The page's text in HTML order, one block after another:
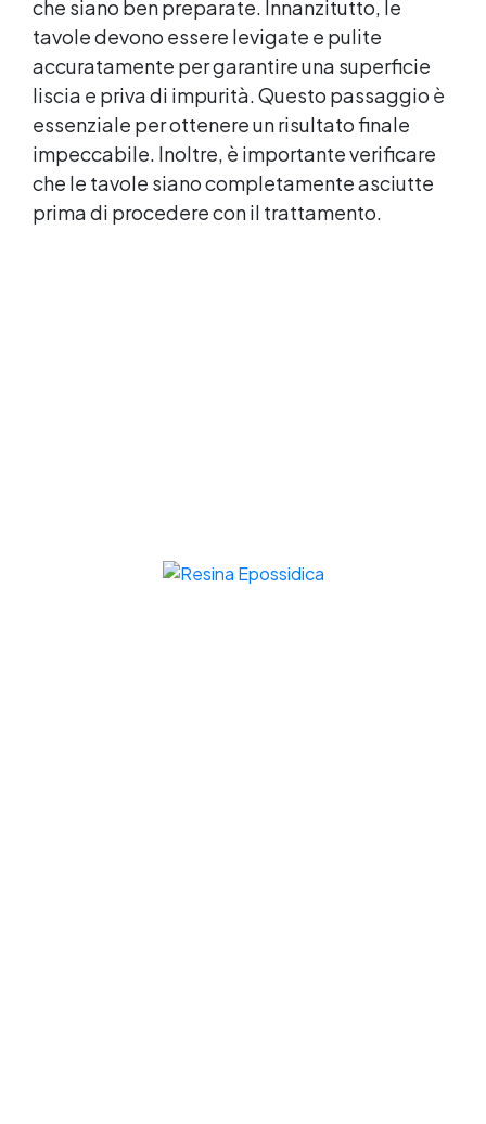
che siano ben preparate. Innanzitutto, le
tavole devono essere levigate e pulite
accuratamente per garantire una superficie
liscia e priva di impurità. Questo passaggio è
essenziale per ottenere un risultato finale
impeccabile. Inoltre, è importante verificare
che le tavole siano completamente asciutte
prima di procedere con il trattamento.